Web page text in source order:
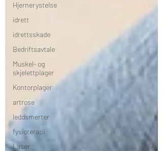
Hjernerystelse
idrett
idrettsskade
Bedriftsavtale
Muskel- og
skjelettplager
Kontorplager
artrose
leddsmerter
fysioterapi
Laser